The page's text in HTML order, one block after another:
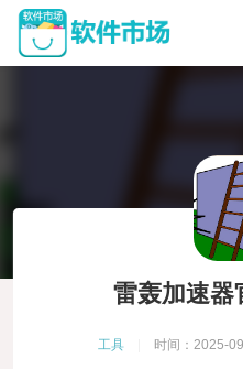
雷轰加速器
工具 时间：2025-